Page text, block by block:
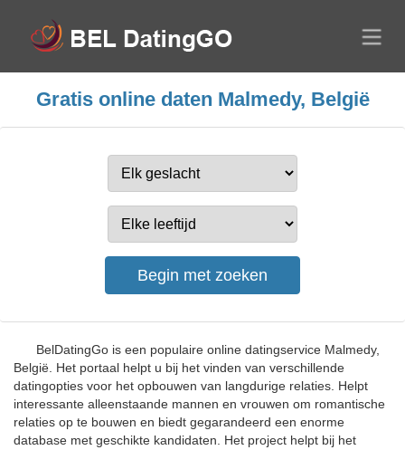
Gratis online daten Malmedy, België
BelDatingGo is een populaire online datingservice Malmedy,
België. Het portaal helpt u bij het vinden van verschillende
datingopties voor het opbouwen van langdurige relaties. Helpt
interessante alleenstaande mannen en vrouwen om romantische
relaties op te bouwen en biedt gegarandeerd een enorme
database met geschikte kandidaten. Het project helpt bij het